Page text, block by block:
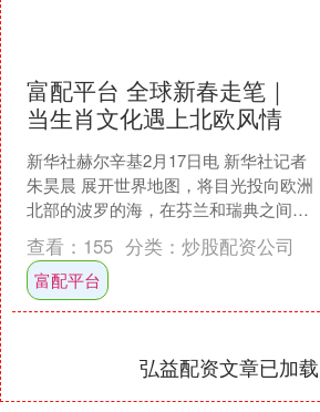
富配平台 全球新春走笔｜
当生肖文化遇上北欧风情
新华社赫尔辛基2月17日电 新华社记者
朱昊晨 展开世界地图，将目光投向欧洲
北部的波罗的海，在芬兰和瑞典之间的
海湾上，芬兰的奥兰群岛映入眼帘。 十
多年来，奥兰群....
查看： 155 分类： 炒股配资公司
富配平台
弘益配资文章已加